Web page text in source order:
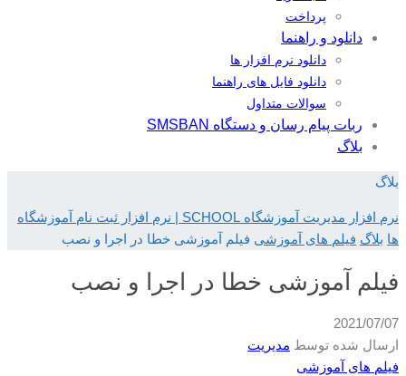
پرداخت
دانلود و راهنما
دانلود نرم افزار ها
دانلود فایل های راهنما
سوالات متداول
ربات پیام رسان و دستگاه SMSBAN
بلاگ
بلاگ
نرم افزار مدیریت آموزشگاه SCHOOL | نرم افزار ثبت نام آموزشگاه
ها بلاگ فیلم های آموزشی فیلم آموزشی خطا در اجرا و نصب
فیلم آموزشی خطا در اجرا و نصب
2021/07/07
ارسال شده توسط مدیریت
فیلم های آموزشی